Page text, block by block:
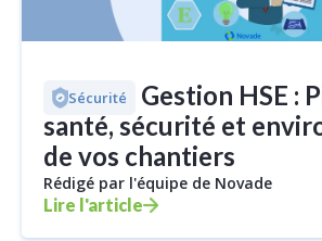
Sécurité
Logiciel Gestion HSE :
santé, sécurité et
de vos chantiers
Rédigé par l'équipe de Novade
Lire l'article